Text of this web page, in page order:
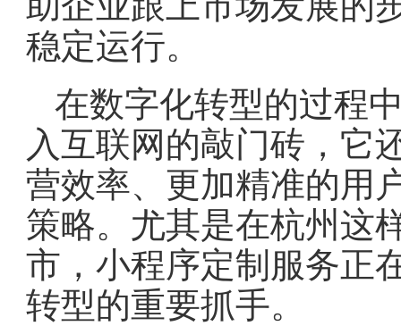
稳定运行。
在数字化转型的过程
入互联网的敲门砖，它
营效率、更加精准的用
策略。尤其是在杭州这
市，小程序定制服务正
转型的重要抓手。